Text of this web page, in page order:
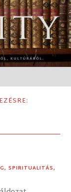
,SPIRITUALITÁS,